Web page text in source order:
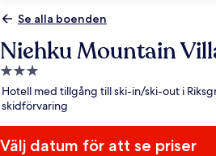
Se alla boenden
Niehku Mountain
3.0-
stjärnigt
boende
Hotell med tillgång till ski-in/ski-out i
skidförvaring
Välj datum för att se priser